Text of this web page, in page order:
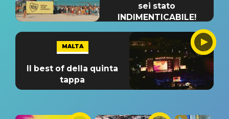
sei stato
INDIMENTICABILE!
MALTA
Il best of della quinta
tappa